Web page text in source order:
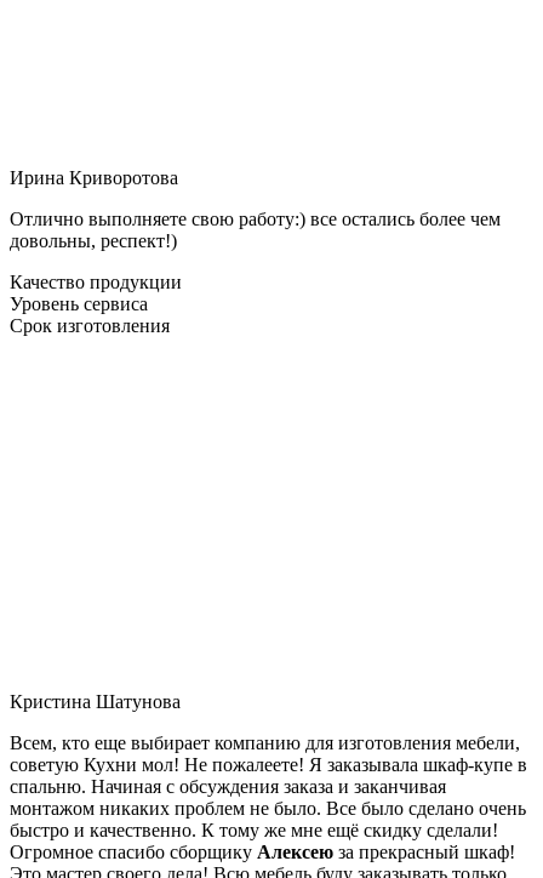
Ирина Криворотова
Отлично выполняете свою работу:) все остались более чем
довольны, респект!)
Качество продукции
Уровень сервиса
Срок изготовления
Кристина Шатунова
Всем, кто еще выбирает компанию для изготовления мебели,
советую Кухни мол! Не пожалеете! Я заказывала шкаф-купе в
спальню. Начиная с обсуждения заказа и заканчивая
монтажом никаких проблем не было. Все было сделано очень
быстро и качественно. К тому же мне ещё скидку сделали!
Огромное спасибо сборщику Алексею за прекрасный шкаф!
Это мастер своего дела! Всю мебель буду заказывать только